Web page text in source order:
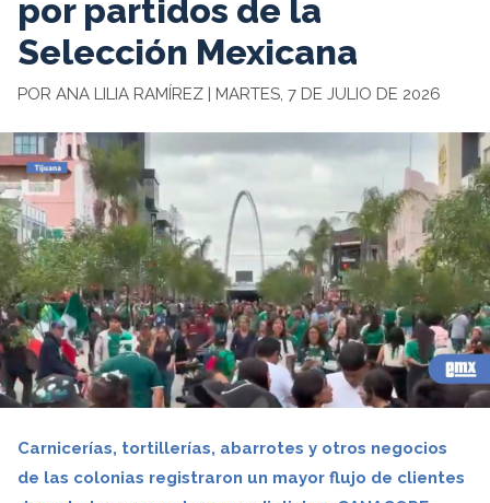
por partidos de la
Selección Mexicana
POR ANA LILIA RAMÍREZ | MARTES, 7 DE JULIO DE 2026
Carnicerías, tortillerías, abarrotes y otros negocios
de las colonias registraron un mayor flujo de clientes